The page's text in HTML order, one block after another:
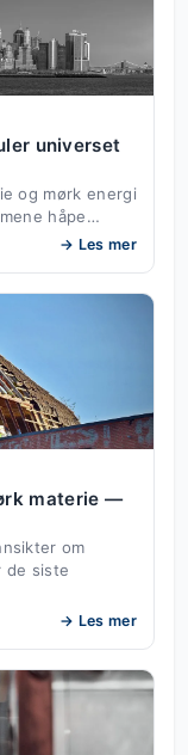
universet
og mørk energi
håpe…
→ Les mer
materie —
om
de siste
→ Les mer